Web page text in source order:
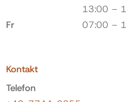
13:00 –
Fr
07:00 –
Kontakt
Telefon